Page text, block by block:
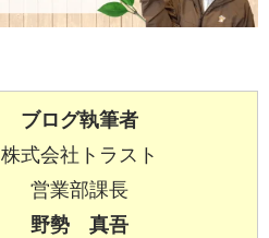
ブログ執筆者
株式会社トラスト
営業部課長
野勢 真吾